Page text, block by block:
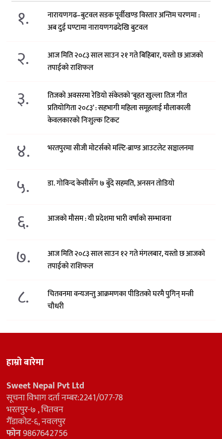
१.
नारायणगढ–बुटवल सडक पूर्वीखण्ड विस्तार अन्तिम चरणमा :
अब दुई घण्टामा नारायणगढदेखि बुटवल
२.
आज मिति २०८३ साल साउन २१ गते बिहिबार, यस्तो छ आजको
तपाईको राशिफल
३.
तिजको अवसरमा रेडियो संकेतको ‘बृहत खुल्ला तिज गीत
प्रतियोगिता २०८३’ : सहभागी महिला समूहलाई मौलाकाली
केवलकारको निःशुल्क टिकट
४. भरतपुरमा सीजी मोटर्सको मल्टि-ब्राण्ड आउटलेट सञ्चालनमा
५. डा. गोविन्द केसीसँग ७ बुँदे सहमति, अनसन तोडियो
६. आजको मौसम : यी प्रदेशमा भारी वर्षाको सम्भावना
७.
आज मिति २०८३ साल साउन १२ गते मंगलबार, यस्तो छ आजको
तपाईको राशिफल
८.
चितवनमा वन्यजन्तु आक्रमणका पीडितको घरमै पुगिन् मन्त्री
चौधरी
हाम्रो बारेमा
Sweet Nepal Pvt Ltd
सूचना विभाग दर्ता नम्बर:2241/077-78
भरतपुर-७ , चितवन
गैँडाकोट-६, नवलपुर
फोन9867642756